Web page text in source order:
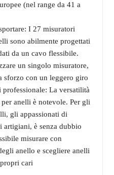
(nel range da 41 a
I 27 misuratori
sono abilmente progettati
da un cavo flessibile.
un singolo misuratore,
sforzo con un leggero giro
professionale: La versatilità
anelli è notevole. Per gli
gli appassionati di
è senza dubbio
misurare con
anello e scegliere anelli
cari